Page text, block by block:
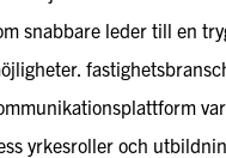
snabbare leder till en
yrkesroller och